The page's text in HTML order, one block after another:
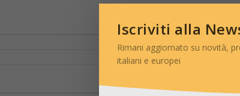
Iscriviti alla
Rimani aggiornato su novità,
italiani e europei